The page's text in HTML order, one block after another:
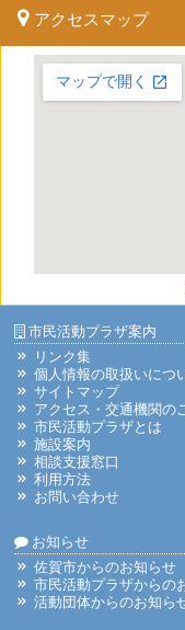
アクセスマップ
市民活動プラザ案内
リンク集
個人情報の取扱いにつ
サイトマップ
アクセス・交通機関の
市民活動プラザとは
施設案内
相談支援窓口
利用方法
お問い合わせ
お知らせ
佐賀市からのお知らせ
市民活動プラザからの
活動団体からのお知ら